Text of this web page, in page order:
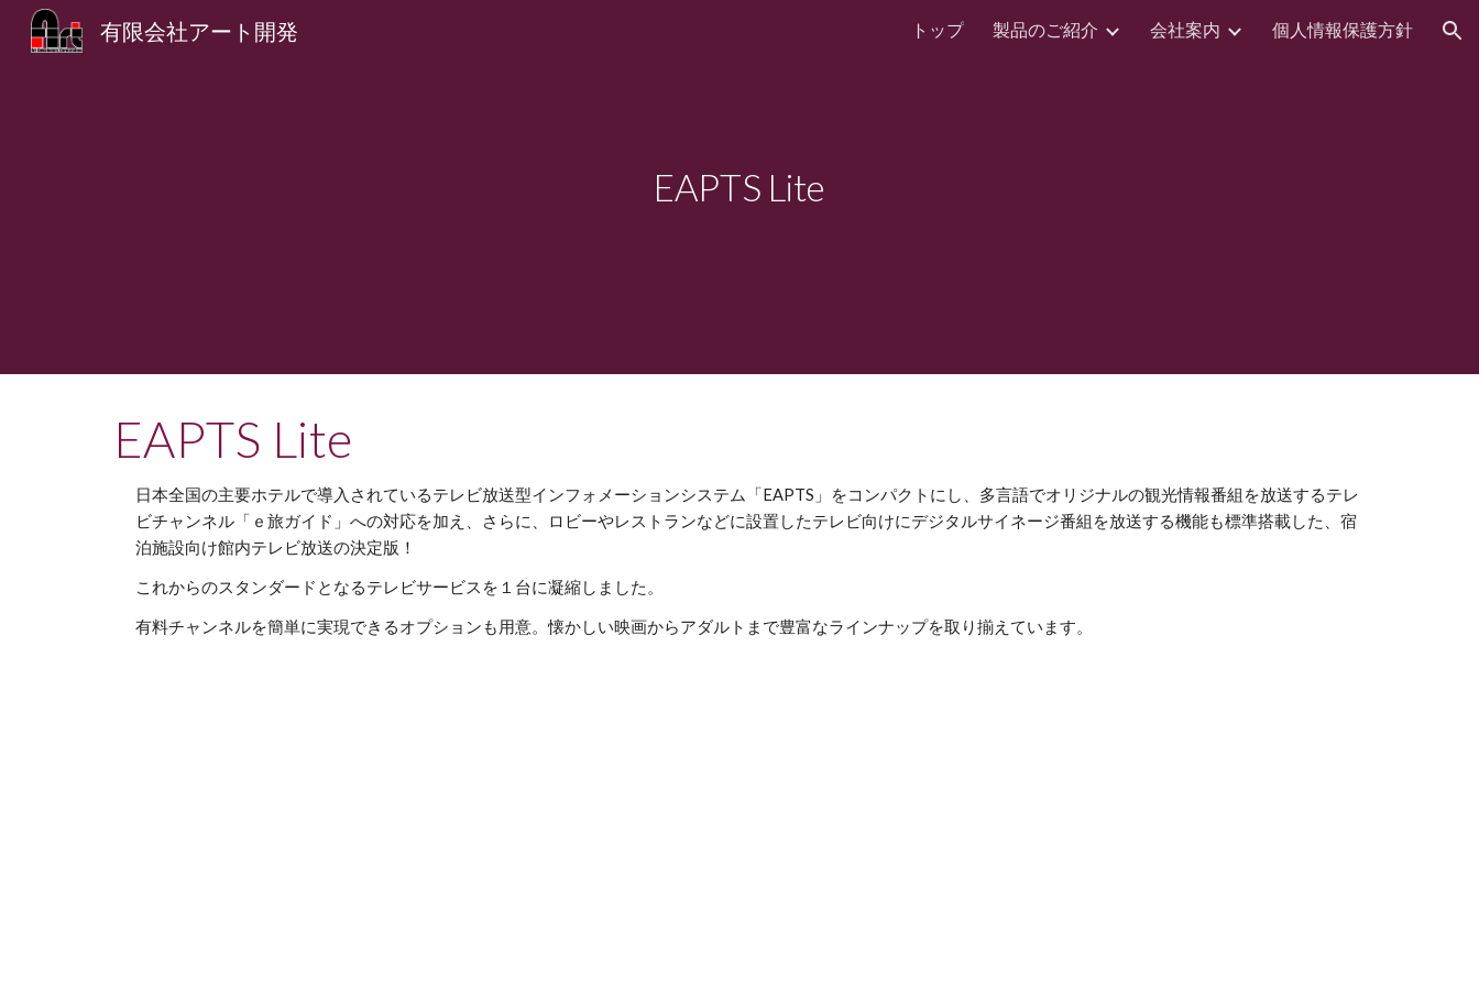
Skip to navigation
有限会社アート開発 トップ 製品のご紹介 会社案内 個人情報保護方針
EAPTS Lite
EAPTS Lite
日本全国の主要ホテルで導入されているテレビ放送型インフォメーションシステム「EAPTS」をコンパクトにし、多言語でオリジナルの観光情報番組を放送するテレ
ビチャンネル「ｅ旅ガイド」への対応を加え、さらに、ロビーやレストランなどに設置したテレビ向けにデジタルサイネージ番組を放送する機能も標準搭載した、宿
泊施設向け館内テレビ放送の決定版！
これからのスタンダードとなるテレビサービスを１台に凝縮しました。
有料チャンネルを簡単に実現できるオプションも用意。懐かしい映画からアダルトまで豊富なラインナップを取り揃えています。